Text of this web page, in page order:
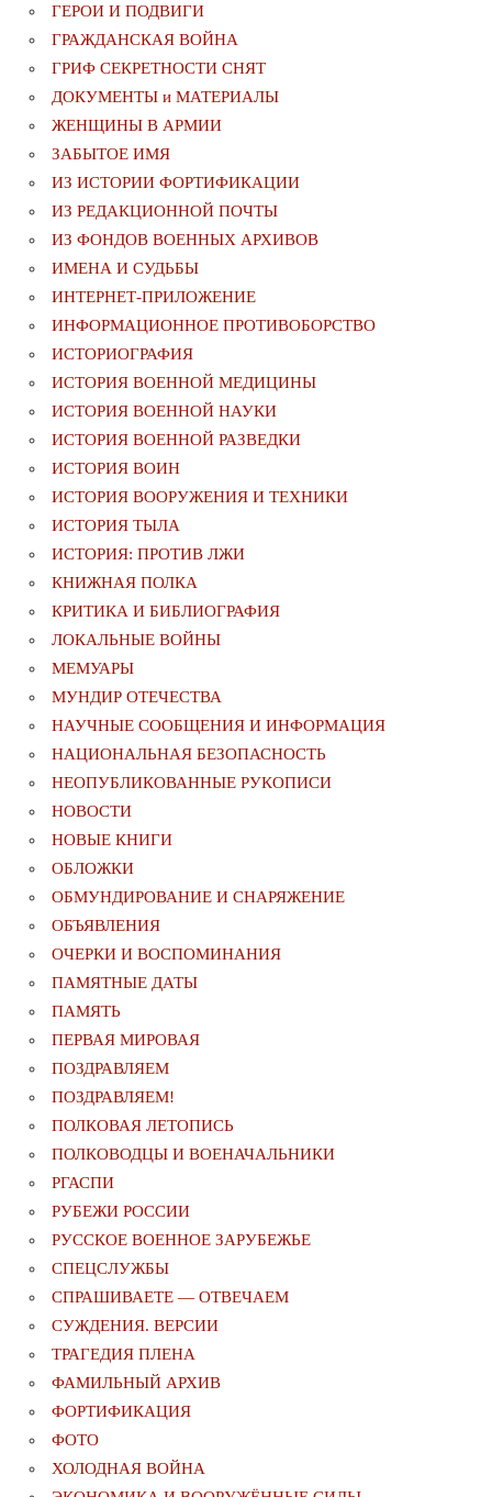
ГЕРОИ И ПОДВИГИ
ГРАЖДАНСКАЯ ВОЙНА
ГРИФ СЕКРЕТНОСТИ СНЯТ
ДОКУМЕНТЫ и МАТЕРИАЛЫ
ЖЕНЩИНЫ В АРМИИ
ЗАБЫТОЕ ИМЯ
ИЗ ИСТОРИИ ФОРТИФИКАЦИИ
ИЗ РЕДАКЦИОННОЙ ПОЧТЫ
ИЗ ФОНДОВ ВОЕННЫХ АРХИВОВ
ИМЕНА И СУДЬБЫ
ИНТЕРНЕТ-ПРИЛОЖЕНИЕ
ИНФОРМАЦИОННОЕ ПРОТИВОБОРСТВО
ИСТОРИОГРАФИЯ
ИСТОРИЯ ВОЕННОЙ МЕДИЦИНЫ
ИСТОРИЯ ВОЕННОЙ НАУКИ
ИСТОРИЯ ВОЕННОЙ РАЗВЕДКИ
ИСТОРИЯ ВОИН
ИСТОРИЯ ВООРУЖЕНИЯ И ТЕХНИКИ
ИСТОРИЯ ТЫЛА
ИСТОРИЯ: ПРОТИВ ЛЖИ
КНИЖНАЯ ПОЛКА
КРИТИКА И БИБЛИОГРАФИЯ
ЛОКАЛЬНЫЕ ВОЙНЫ
МЕМУАРЫ
МУНДИР ОТЕЧЕСТВА
НАУЧНЫЕ СООБЩЕНИЯ И ИНФОРМАЦИЯ
НАЦИОНАЛЬНАЯ БЕЗОПАСНОСТЬ
НЕОПУБЛИКОВАННЫЕ РУКОПИСИ
НОВОСТИ
НОВЫЕ КНИГИ
ОБЛОЖКИ
ОБМУНДИРОВАНИЕ И СНАРЯЖЕНИЕ
ОБЪЯВЛЕНИЯ
ОЧЕРКИ И ВОСПОМИНАНИЯ
ПАМЯТНЫЕ ДАТЫ
ПАМЯТЬ
ПЕРВАЯ МИРОВАЯ
ПОЗДРАВЛЯЕМ
ПОЗДРАВЛЯЕМ!
ПОЛКОВАЯ ЛЕТОПИСЬ
ПОЛКОВОДЦЫ И ВОЕНАЧАЛЬНИКИ
РГАСПИ
РУБЕЖИ РОССИИ
РУССКОЕ ВОЕННОЕ ЗАРУБЕЖЬЕ
СПЕЦСЛУЖБЫ
СПРАШИВАЕТЕ — ОТВЕЧАЕМ
СУЖДЕНИЯ. ВЕРСИИ
ТРАГЕДИЯ ПЛЕНА
ФАМИЛЬНЫЙ АРХИВ
ФОРТИФИКАЦИЯ
ФОТО
ХОЛОДНАЯ ВОЙНА